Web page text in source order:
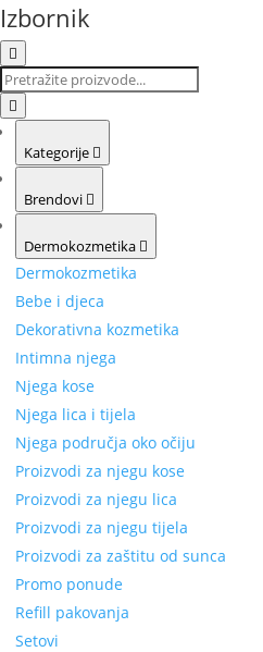
Izbornik
Kategorije
Brendovi
Dermokozmetika
Dermokozmetika
Bebe i djeca
Dekorativna kozmetika
Intimna njega
Njega kose
Njega lica i tijela
Njega područja oko očiju
Proizvodi za njegu kose
Proizvodi za njegu lica
Proizvodi za njegu tijela
Proizvodi za zaštitu od sunca
Promo ponude
Refill pakovanja
Setovi